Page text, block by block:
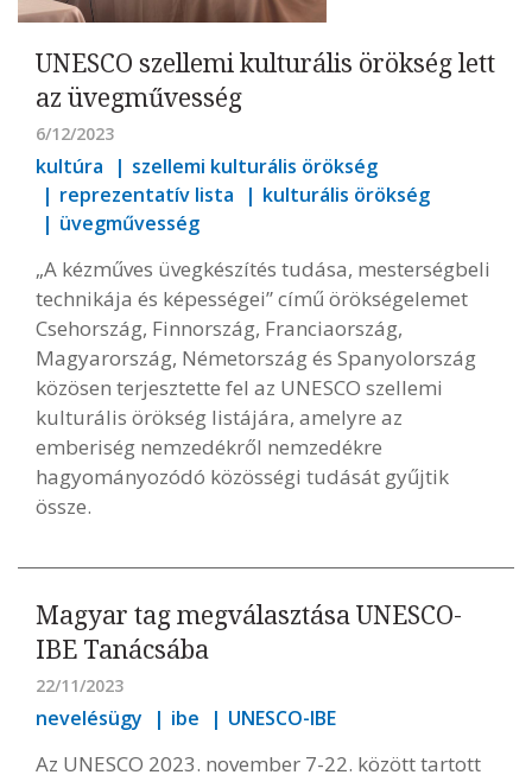
UNESCO szellemi kulturális örökség lett
az üvegművesség
6/12/2023
kultúra
szellemi kulturális örökség
reprezentatív lista
kulturális örökség
üvegművesség
„A kézműves üvegkészítés tudása, mesterségbeli
technikája és képességei” című örökségelemet
Csehország, Finnország, Franciaország,
Magyarország, Németország és Spanyolország
közösen terjesztette fel az UNESCO szellemi
kulturális örökség listájára, amelyre az
emberiség nemzedékről nemzedékre
hagyományozódó közösségi tudását gyűjtik
össze.
Magyar tag megválasztása UNESCO-
IBE Tanácsába
22/11/2023
nevelésügy ibe UNESCO-IBE
Az UNESCO 2023. november 7-22. között tartott